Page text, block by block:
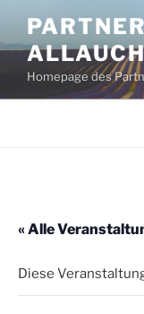
Inhalt
springen
Homepage des
« Alle
Diese